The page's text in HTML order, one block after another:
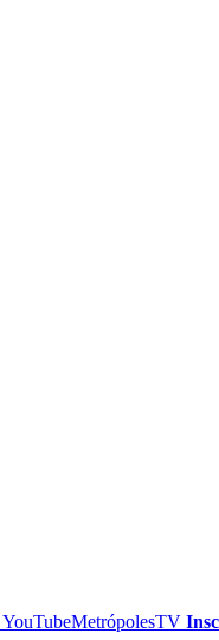
YouTubeMetrópolesTV